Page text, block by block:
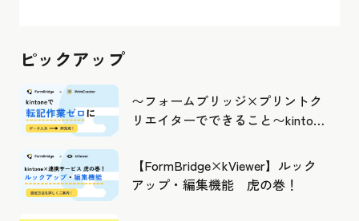
ピックアップ
〜フォームブリッジ×プリントク
リエイターでできること〜kintone
【FormBridge×kViewer】ルック
アップ・編集機能 虎の巻！